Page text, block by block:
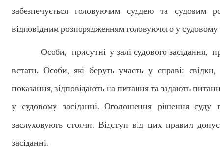
забезпечується головуючим суддею та судовим
відповідним розпорядженням головуючого у судовому
Особи, присутні у залі судового засідання, при
встати. Особи, які беруть участь у справі:
показання, відповідають на питання та задають
у судовому засіданні. Оголошення рішення суду
заслуховують стоячи. Відступ від цих правил
засіданні.